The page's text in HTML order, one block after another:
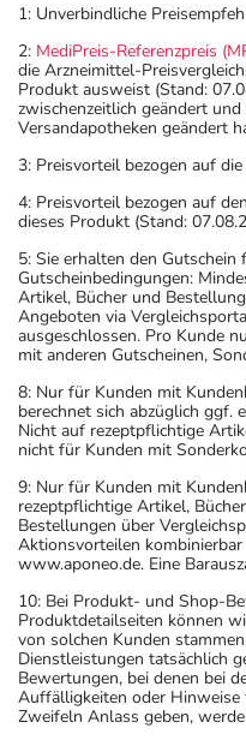
1: Unverbindliche
2: MediPreis-Referenzpreis
die Arzneimittel-
Produkt ausweist (Stand:
zwischenzeitlich geändert
Versandapotheken geändert
3: Preisvorteil bezogen auf
4: Preisvorteil bezogen auf
dieses Produkt (Stand:
5: Sie erhalten den
Gutscheinbedingungen:
Artikel, Bücher und
Angeboten via
ausgeschlossen. Pro Kunde
mit anderen Gutscheinen,
8: Nur für Kunden mit
berechnet sich abzüglich ggf.
Nicht auf rezeptpflichtige
nicht für Kunden mit
9: Nur für Kunden mit
rezeptpflichtige Artikel,
Bestellungen über
Aktionsvorteilen
www.aponeo.de. Eine
10: Bei Produkt- und Shop-
Produktdetailseiten können
von solchen Kunden
Dienstleistungen tatsächlich
Bewertungen, bei denen bei
Auffälligkeiten oder
Zweifeln Anlass geben,